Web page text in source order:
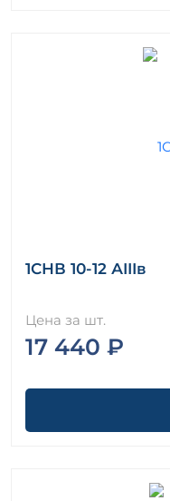
1СНВ 10-12 АIIIв
Цена за шт.
17 440 ₽